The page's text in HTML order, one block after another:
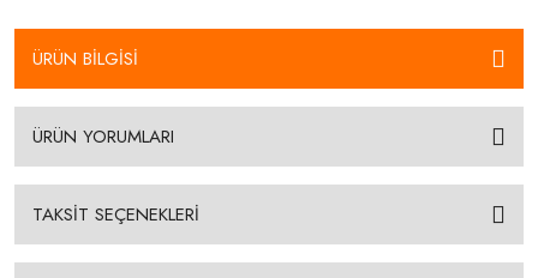
ÜRÜN BİLGİSİ
ÜRÜN YORUMLARI
TAKSİT SEÇENEKLERİ